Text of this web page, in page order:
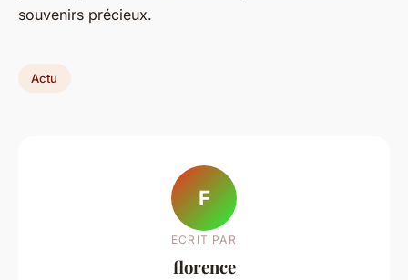
souvenirs précieux.
Actu
F
ECRIT PAR
florence